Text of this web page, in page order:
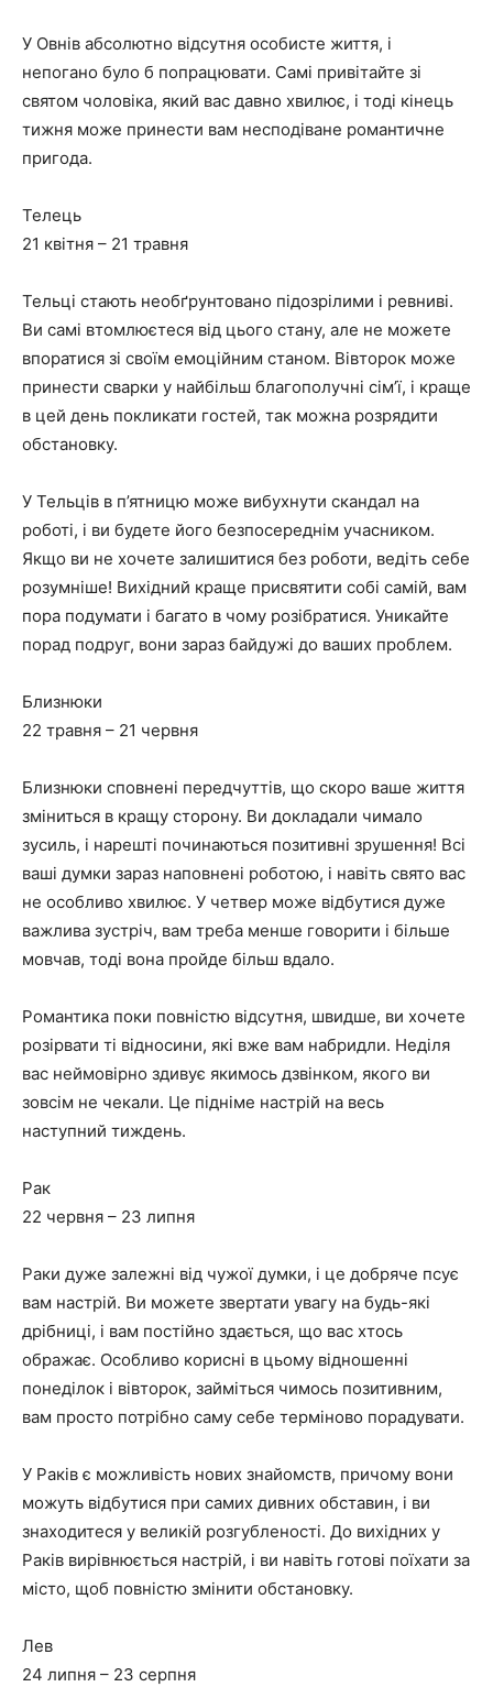
У Овнів абсолютно відсутня особисте життя, і
непогано було б попрацювати. Самі привітайте зі
святом чоловіка, який вас давно хвилює, і тоді кінець
тижня може принести вам несподіване романтичне
пригода.
Телець
21 квітня – 21 травня
Тельці стають необґрунтовано підозрілими і ревниві.
Ви самі втомлюєтеся від цього стану, але не можете
впоратися зі своїм емоційним станом. Вівторок може
принести сварки у найбільш благополучні сім’ї, і краще
в цей день покликати гостей, так можна розрядити
обстановку.
У Тельців в п’ятницю може вибухнути скандал на
роботі, і ви будете його безпосереднім учасником.
Якщо ви не хочете залишитися без роботи, ведіть себе
розумніше! Вихідний краще присвятити собі самій, вам
пора подумати і багато в чому розібратися. Уникайте
порад подруг, вони зараз байдужі до ваших проблем.
Близнюки
22 травня – 21 червня
Близнюки сповнені передчуттів, що скоро ваше життя
зміниться в кращу сторону. Ви докладали чимало
зусиль, і нарешті починаються позитивні зрушення! Всі
ваші думки зараз наповнені роботою, і навіть свято вас
не особливо хвилює. У четвер може відбутися дуже
важлива зустріч, вам треба менше говорити і більше
мовчав, тоді вона пройде більш вдало.
Романтика поки повністю відсутня, швидше, ви хочете
розірвати ті відносини, які вже вам набридли. Неділя
вас неймовірно здивує якимось дзвінком, якого ви
зовсім не чекали. Це підніме настрій на весь
наступний тиждень.
Рак
22 червня – 23 липня
Раки дуже залежні від чужої думки, і це добряче псує
вам настрій. Ви можете звертати увагу на будь-які
дрібниці, і вам постійно здається, що вас хтось
ображає. Особливо корисні в цьому відношенні
понеділок і вівторок, займіться чимось позитивним,
вам просто потрібно саму себе терміново порадувати.
У Раків є можливість нових знайомств, причому вони
можуть відбутися при самих дивних обставин, і ви
знаходитеся у великій розгубленості. До вихідних у
Раків вирівнюється настрій, і ви навіть готові поїхати за
місто, щоб повністю змінити обстановку.
Лев
24 липня – 23 серпня